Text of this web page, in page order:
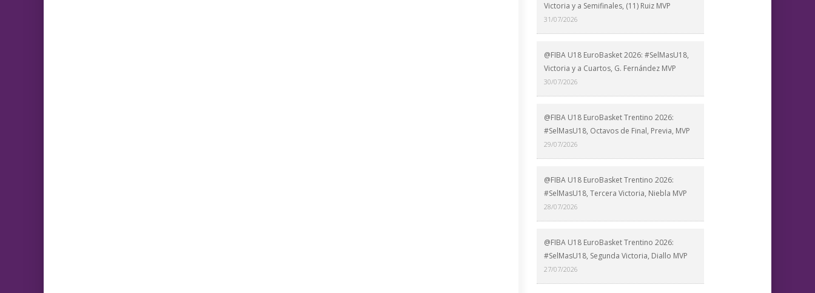
Victoria y a Semifinales, (11) Ruiz MVP
31/07/2026
@FIBA U18 EuroBasket 2026: #SelMasU18,
Victoria y a Cuartos, G. Fernández MVP
30/07/2026
@FIBA U18 EuroBasket Trentino 2026:
#SelMasU18, Octavos de Final, Previa, MVP
29/07/2026
@FIBA U18 EuroBasket Trentino 2026:
#SelMasU18, Tercera Victoria, Niebla MVP
28/07/2026
@FIBA U18 EuroBasket Trentino 2026:
#SelMasU18, Segunda Victoria, Diallo MVP
27/07/2026